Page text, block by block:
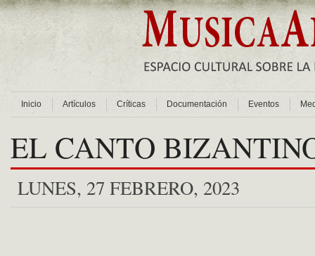
Inicio Artículos Críticas Documentación Eventos
EL CANTO
LUNES, 27 FEBRERO, 2023